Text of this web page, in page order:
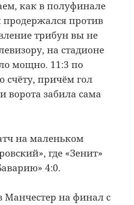
как в полуфинале
продержался против
трибун вы не
на стадионе
мощно. 11:3 по
счёту, причём гол
ворота забила сама
на маленьком
где «Зенит»
4:0.
Манчестер на финал с